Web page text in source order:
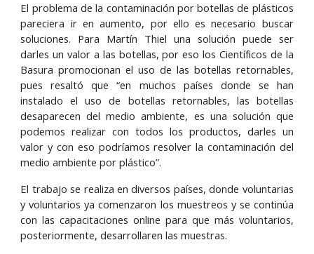
El problema de la contaminación por botellas de plásticos
pareciera ir en aumento, por ello es necesario buscar
soluciones. Para Martín Thiel una solución puede ser
darles un valor a las botellas, por eso los Científicos de la
Basura promocionan el uso de las botellas retornables,
pues resaltó que “en muchos países donde se han
instalado el uso de botellas retornables, las botellas
desaparecen del medio ambiente, es una solución que
podemos realizar con todos los productos, darles un
valor y con eso podríamos resolver la contaminación del
medio ambiente por plástico”.
El trabajo se realiza en diversos países, donde voluntarias
y voluntarios ya comenzaron los muestreos y se continúa
con las capacitaciones online para que más voluntarios,
posteriormente, desarrollaren las muestras.